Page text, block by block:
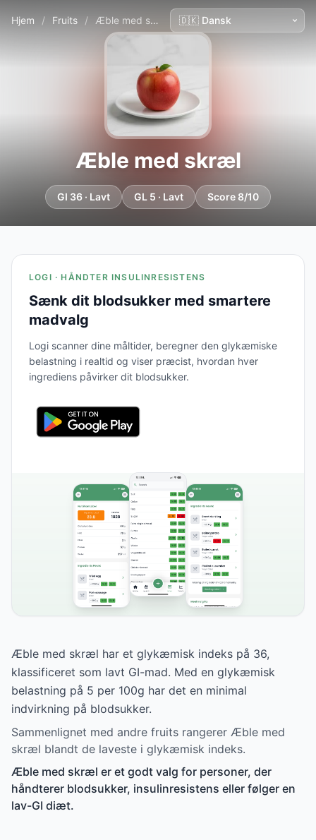
Hjem / Fruits / Æble med skræl
Æble med skræl
GI 36 · Lavt GL 5 · Lavt Score 8/10
LOGI · HÅNDTER INSULINRESISTENS
Sænk dit blodsukker med smartere
madvalg
Logi scanner dine måltider, beregner den glykæmiske
belastning i realtid og viser præcist, hvordan hver
ingrediens påvirker dit blodsukker.
Æble med skræl har et glykæmisk indeks på 36,
klassificeret som lavt GI-mad. Med en glykæmisk
belastning på 5 per 100g har det en minimal
indvirkning på blodsukker.
Sammenlignet med andre fruits rangerer Æble med
skræl blandt de laveste i glykæmisk indeks.
Æble med skræl er et godt valg for personer, der
håndterer blodsukker, insulinresistens eller følger en
lav-GI diæt.